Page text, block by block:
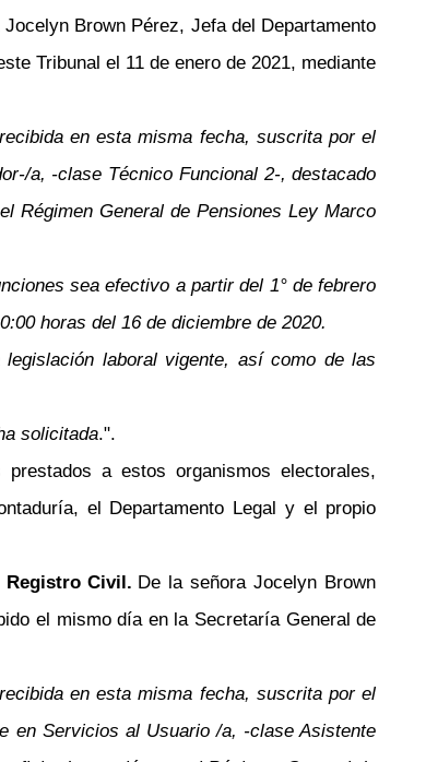
Brown Pérez, Jefa del Departamento
Tribunal el 11 de enero de 2021, mediante
en esta misma fecha, suscrita por el
a, -clase Técnico Funcional 2-, destacado
Régimen General de Pensiones Ley Marco
sea efectivo a partir del 1° de febrero
horas del 16 de diciembre de 2020.
laboral vigente, así como de las
solicitada.".
a estos organismos electorales,
el Departamento Legal y el propio
Civil. De la señora Jocelyn Brown
el mismo día en la Secretaría General de
en esta misma fecha, suscrita por el
en Servicios al Usuario /a, -clase Asistente